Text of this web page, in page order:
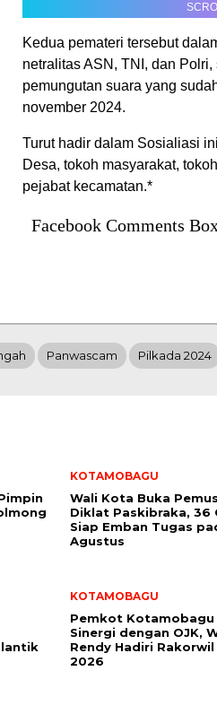
Kedua pemateri tersebut
netralitas ASN, TNI, dan
pemungutan suara yang
november 2024.
Turut hadir dalam Sosialiasi
Desa, tokoh masyarakat,
pejabat kecamatan.*
Facebook Comments
Panwascam Pilkada 2024
KOTAMOBAGU
Wali Kota Buka
Diklat Paskibraka, 36
Siap Emban Tugas
Agustus
KOTAMOBAGU
Pemkot
Sinergi dengan OJK,
Rendy Hadiri Rakorwil
2026